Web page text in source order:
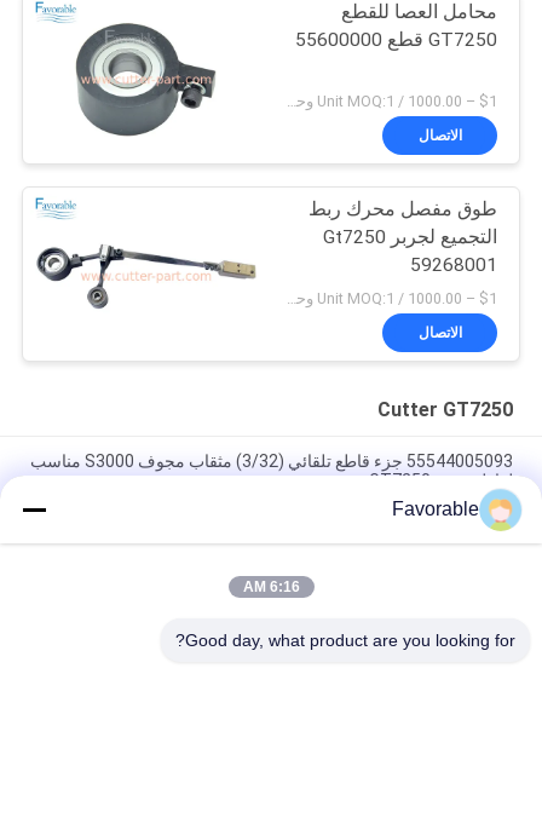
محامل العصا للقطع
GT7250 قطع 55600000
$1 – 1000.00 / Unit MOQ:1 وحدة/وحدات negociate
الاتصال
طوق مفصل محرك ربط
التجميع لجربر Gt7250
59268001
الاتصال
Cutter GT7250
55544005093 جزء قاطع تلقائي (3/32) مثقاب مجوف S3000 مناسب
لقاطع جربر GT7250
153500557
Favorable
6:16 AM
Good day, what product are you looking for?